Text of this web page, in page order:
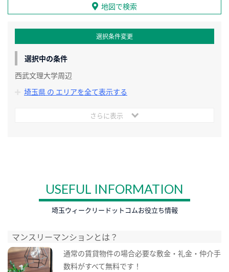
地図で検索
選択条件変更
選択中の条件
西武文理大学周辺
埼玉県 の エリアを全て表示する
さらに表示
USEFUL INFORMATION
埼玉ウィークリードットコムお役立ち情報
マンスリーマンションとは？
通常の賃貸物件の場合必要な敷金・礼金・仲介手
数料がすべて無料です！